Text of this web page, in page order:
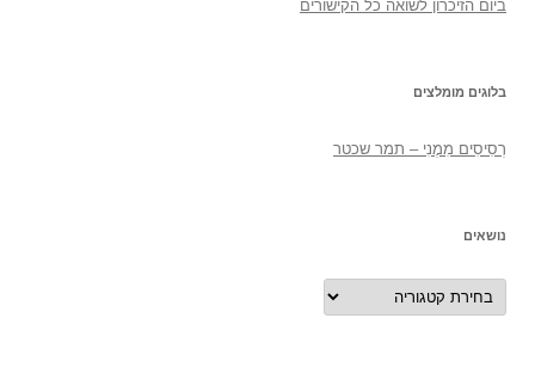
ביום הזיכרון לשואה כל הקישורים
בלוגים מומלצים
רְסִיסִים מִמֶנִי – תמר שכטר
נושאים
נושאים